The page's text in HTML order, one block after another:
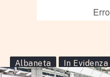
Albaneta In Evidenza